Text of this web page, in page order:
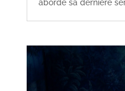
aborde sa dernière